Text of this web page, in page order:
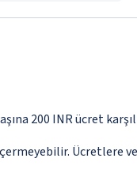
200 INR ücret
Ücretlere